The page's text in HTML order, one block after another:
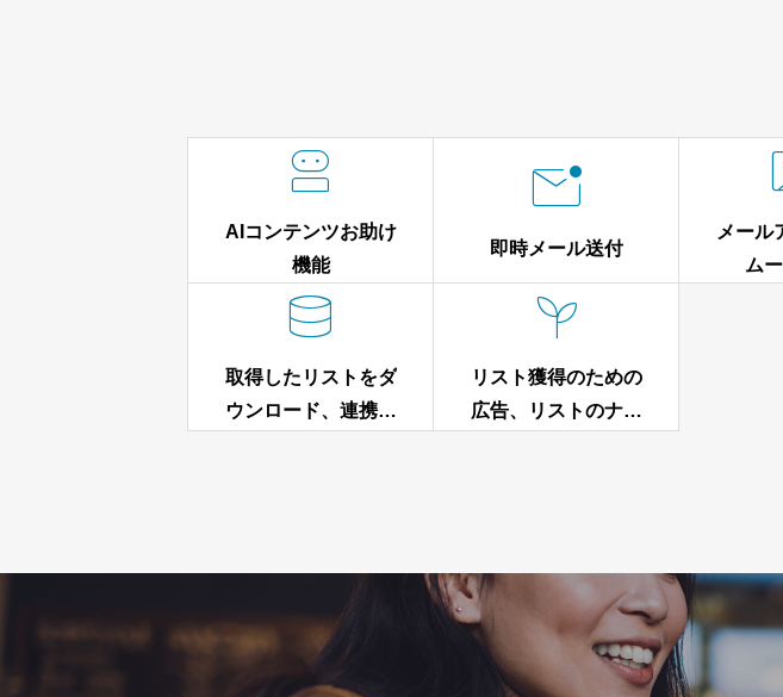

AIコンテンツお助け
機能

即時メール送付
メール
ム

取得したリストをダ
ウンロード、連携で

リスト獲得のための
広告、リストのナー